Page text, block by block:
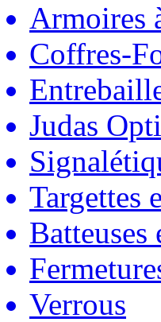
Armoires
Coffres-
Judas
Targettes
Batteuses
Verrous